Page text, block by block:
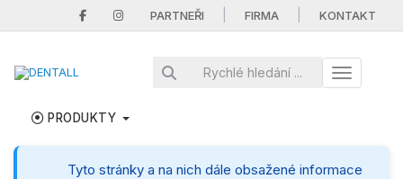
PARTNEŘI FIRMA KONTAKT
Toggle
PRODUKTY
Tyto stránky a na nich dále obsažené informace